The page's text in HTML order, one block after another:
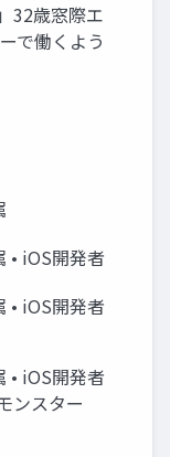
32歳窓際エ
で働くよう
• iOS開発者
• iOS開発者
• iOS開発者
ンスター